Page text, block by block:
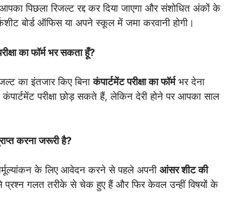
आपका पिछला रिजल्ट रद्द कर दिया जाएगा और संशोधित अंकों के
बोर्ड ऑफिस या अपने स्कूल में जमा करवानी होगी।
का फॉर्म भर सकता हूँ?
का इंतजार किए बिनाकंपार्टमेंट परीक्षा का फॉर्मभर देना
परीक्षा छोड़ सकते हैं, लेकिन देरी होने पर आपका साल
करना जरूरी है?
के लिए आवेदन करने से पहले अपनी आंसर शीट की
गलत तरीके से चेक हुए हैं और फिर केवल उन्हीं विषयों के